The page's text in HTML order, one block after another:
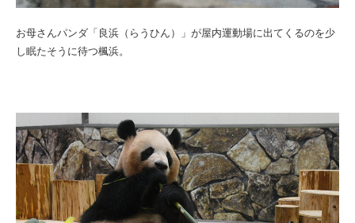
お母さんパンダ「良浜（らうひん）」が屋内運動場に出てくるのを少
し眠たそうに待つ楓浜。